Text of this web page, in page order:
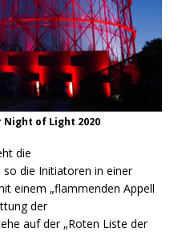
of Light 2020
die
so die Initiatoren in einer
einem „flammenden Appell
der
auf der „Roten Liste der